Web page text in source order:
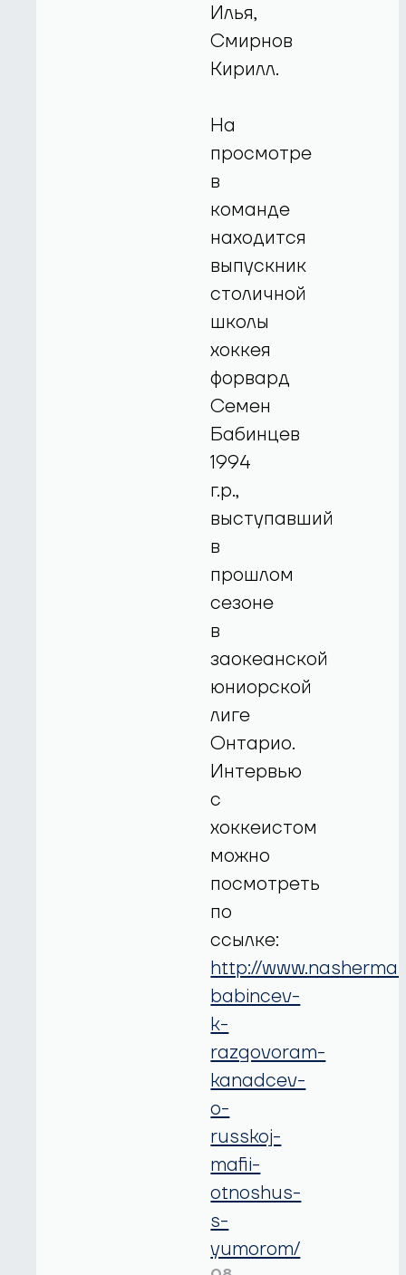
Илья,
Смирнов
Кирилл.
На
просмотре
в
команде
находится
выпускник
столичной
школы
хоккея
форвард
Семен
Бабинцев
1994
г.р.,
выступавший
в
прошлом
сезоне
в
заокеанской
юниорской
лиге
Онтарио.
Интервью
с
хоккеистом
можно
посмотреть
по
ссылке:
http://
babincev-
k-
razgovoram-
kanadcev-
o-
russkoj-
mafii-
otnoshus-
s-
yumorom/